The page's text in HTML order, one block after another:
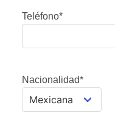
Teléfono*
Nacionalidad*